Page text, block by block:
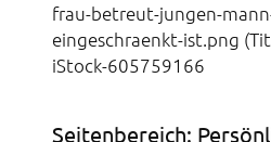
frau-betreut-jungen-
eingeschraenkt-ist.png
iStock-605759166
Seitenbereich: